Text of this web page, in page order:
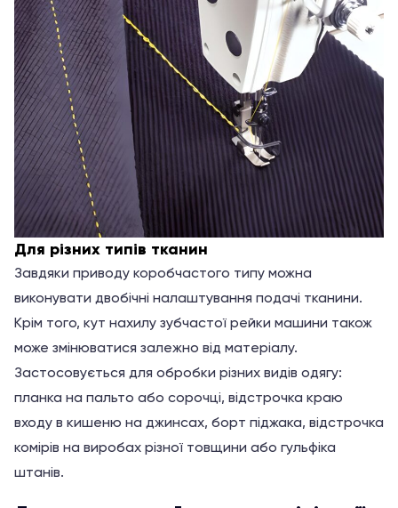
Для різних типів тканин
Завдяки приводу коробчастого типу можна
виконувати двобічні налаштування подачі тканини.
Крім того, кут нахилу зубчастої рейки машини також
може змінюватися залежно від матеріалу.
Застосовується для обробки різних видів одягу:
планка на пальто або сорочці, відстрочка краю
входу в кишеню на джинсах, борт піджака, відстрочка
комірів на виробах різної товщини або гульфіка
штанів.